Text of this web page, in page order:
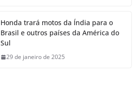
Honda trará motos da Índia para o
Brasil e outros países da América do
Sul
29 de janeiro de 2025